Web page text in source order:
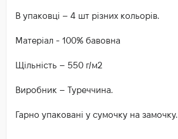
В упаковці – 4 шт різних кольорів.
Матеріал - 100% бавовна
Щільність – 550 г/м2
Виробник – Туреччина.
Гарно упаковані у сумочку на замочку.